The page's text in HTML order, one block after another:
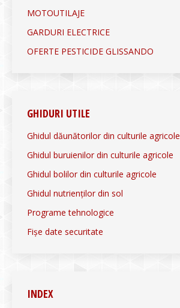
MOTOUTILAJE
GARDURI ELECTRICE
OFERTE PESTICIDE GLISSANDO
GHIDURI UTILE
Ghidul dăunătorilor din culturile agricole
Ghidul buruienilor din culturile agricole
Ghidul bolilor din culturile agricole
Ghidul nutrienților din sol
Programe tehnologice
Fișe date securitate
INDEX